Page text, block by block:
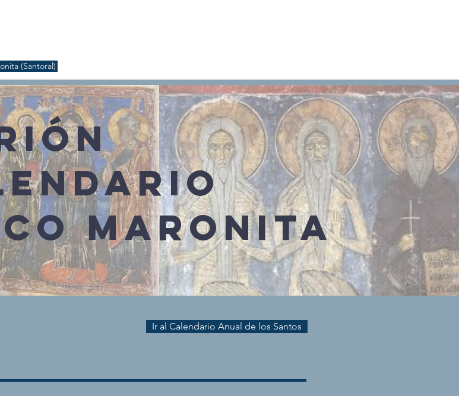
(Santoral)
MARONITA
Ir al Calendario Anual de los Santos